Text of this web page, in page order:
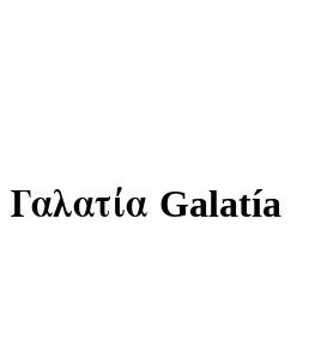
Γαλατία Galatía